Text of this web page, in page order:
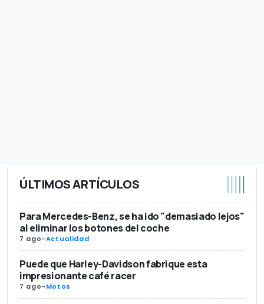
ÚLTIMOS ARTÍCULOS
Para Mercedes-Benz, se ha ido "demasiado lejos"
al eliminar los botones del coche
7 ago-Actualidad
Puede que Harley-Davidson fabrique esta
impresionante café racer
7 ago-Motos